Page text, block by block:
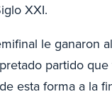
XXI.
le ganaron
partido
esta forma a la